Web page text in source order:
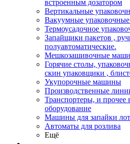
встроенным дозатором
Вертикальные
Вакуумные
Термоусадочное
Запайщики пакетов ,
полуавтоматические.
Мешкозашивочные
Горячие столы,
скин упаковщики ,
Укупорочные машины
Производственные
Транспортеры, и прочее
оборудование
Машины для запайки
Автоматы для розлива
Ещё